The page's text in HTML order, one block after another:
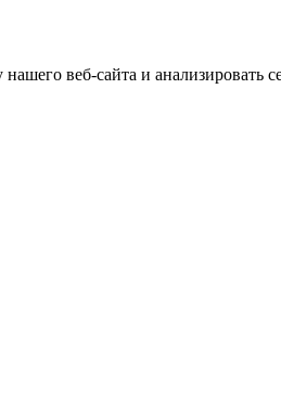
веб-сайта и анализировать